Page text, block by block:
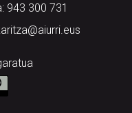
943 300 731